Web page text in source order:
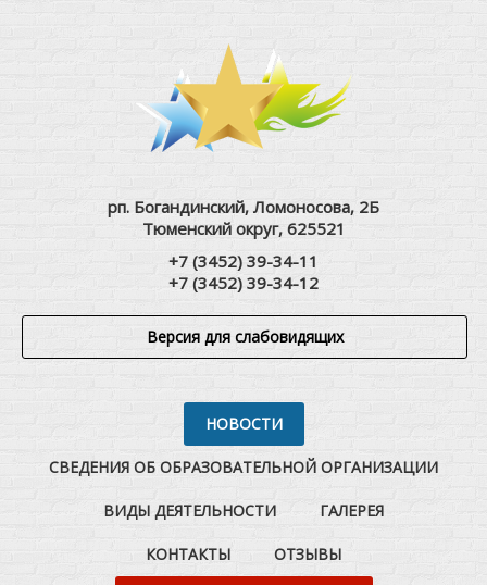
рп. Богандинский, Ломоносова, 2Б
Тюменский округ, 625521
+7 (3452) 39-34-11
+7 (3452) 39-34-12
Версия для слабовидящих
НОВОСТИ
СВЕДЕНИЯ ОБ ОБРАЗОВАТЕЛЬНОЙ ОРГАНИЗАЦИИ
ВИДЫ ДЕЯТЕЛЬНОСТИ ГАЛЕРЕЯ
КОНТАКТЫ ОТЗЫВЫ